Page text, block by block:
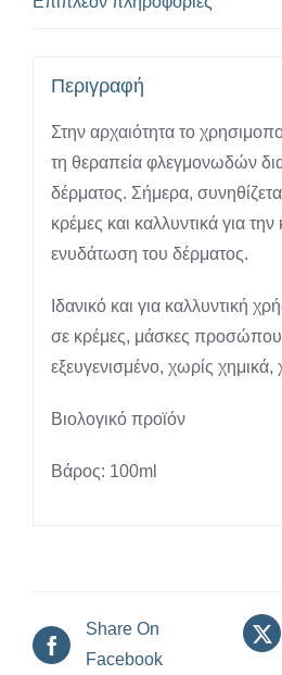
Περιγραφή
Στην αρχαιότητα το
τη θεραπεία φλεγμονωδών
δέρματος. Σήμερα,
κρέμες και καλλυντικά για
ενυδάτωση του δέρματος.
Ιδανικό και για καλλυντική
σε κρέμες, μάσκες
εξευγενισμένο, χωρίς
Βιολογικό προϊόν
Βάρος: 100ml
Share On
Facebook